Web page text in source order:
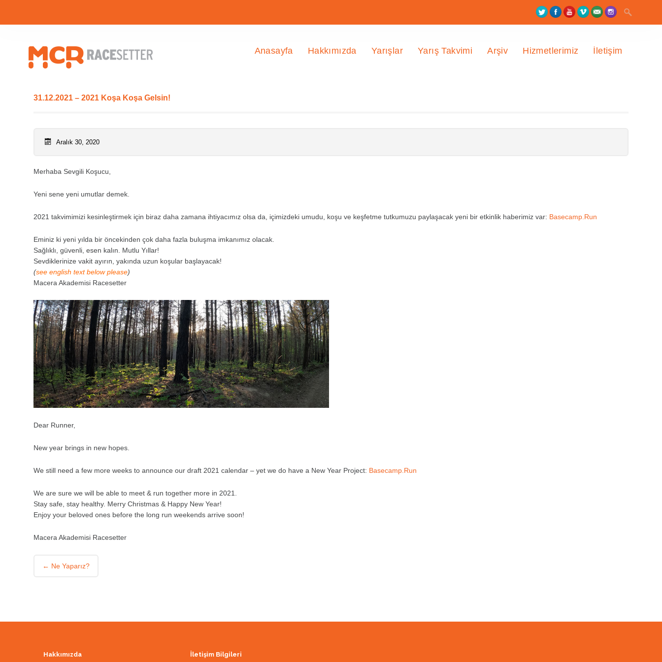
Anasayfa Hakkımızda Yarışlar Yarış Takvimi Arşiv Hizmetlerimiz İletişim
31.12.2021 – 2021 Koşa Koşa Gelsin!
Aralık 30, 2020
Merhaba Sevgili Koşucu,
Yeni sene yeni umutlar demek.
2021 takvimimizi kesinleştirmek için biraz daha zamana ihtiyacımız olsa da, içimizdeki umudu, koşu ve keşfetme tutkumuzu paylaşacak yeni bir etkinlik haberimiz var: Basecamp.Run
Eminiz ki yeni yılda bir öncekinden çok daha fazla buluşma imkanımız olacak.
Sağlıklı, güvenli, esen kalın. Mutlu Yıllar!
Sevdiklerinize vakit ayırın, yakında uzun koşular başlayacak!
(see english text below please)
Macera Akademisi Racesetter
Dear Runner,
New year brings in new hopes.
We still need a few more weeks to announce our draft 2021 calendar – yet we do have a New Year Project: Basecamp.Run
We are sure we will be able to meet & run together more in 2021.
Stay safe, stay healthy. Merry Christmas & Happy New Year!
Enjoy your beloved ones before the long run weekends arrive soon!
Macera Akademisi Racesetter
navigation
← Ne Yaparız?
Hakkımızda İletişim Bilgileri